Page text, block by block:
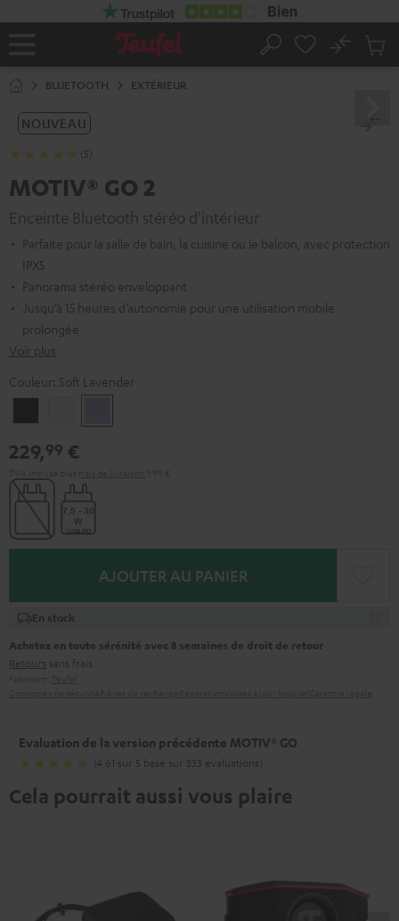
Page
Rechercher
No
BLUETOOTH EXTÉRIEUR
NOUVEAU
(5)
MOTIV® GO 2
Enceinte Bluetooth stéréo d'intérieur
Parfaite pour la salle de bain, la cuisine ou le balcon, avec protection
IPX5
Panorama stéréo enveloppant
Jusqu’à 15 heures d’autonomie pour une utilisation mobile
prolongée
Voir plus
Couleur: Soft Lavender
White Lavender
229,99 €
AJOUTER AU PANIER
En stock
Achetez en toute sérénité avec 8 semaines de droit de retour
Retours sans frais
Evaluation de la version précédente MOTIV® GO
(4.61 sur 5 basé sur 333 évaluations)
Cela pourrait aussi vous plaire